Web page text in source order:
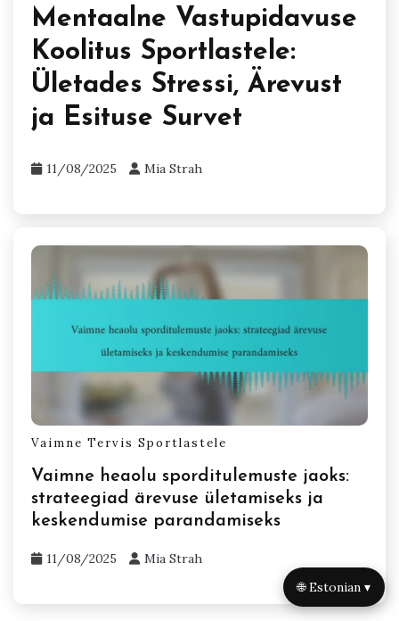
Mentaalne Vastupidavuse
Koolitus Sportlastele:
Ületades Stressi, Ärevust
ja Esituse Survet
11/08/2025 Mia Strah
Vaimne Tervis Sportlastele
Vaimne heaolu sporditulemuste jaoks:
strateegiad ärevuse ületamiseks ja
keskendumise parandamiseks
11/08/2025
Mia Strah
🌐 Estonian ▾